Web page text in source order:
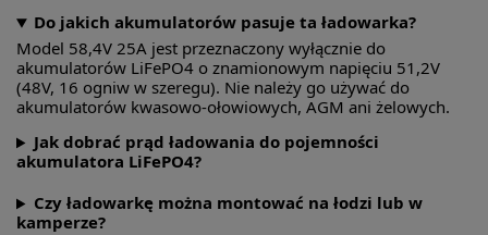
Do jakich akumulatorów pasuje ta ładowarka?
Model 58,4V 25A jest przeznaczony wyłącznie do
akumulatorów LiFePO4 o znamionowym napięciu 51,2V
(48V, 16 ogniw w szeregu). Nie należy go używać do
akumulatorów kwasowo-ołowiowych, AGM ani żelowych.
Jak dobrać prąd ładowania do pojemności
akumulatora LiFePO4?
Czy ładowarkę można montować na łodzi lub w
kamperze?